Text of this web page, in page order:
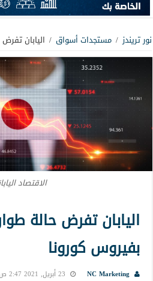
نور تريندز / مستجدات أسواق / اليابان
الاقتصاد
اليابان تفرض حالة
بفيروس كورونا
NC Marketing 23 أبريل, 2021 2:47 ص